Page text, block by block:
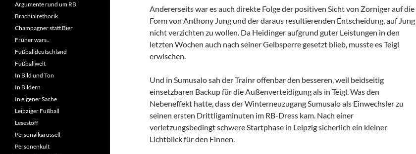
Andererseits war es auch direkte Folge der positiven Sicht von Zorniger auf die
Form von Anthony Jung und der daraus resultierenden Entscheidung, auf Jung
nicht verzichten zu wollen. Da Heidinger aufgrund guter Leistungen in den
letzten Wochen auch nach seiner Gelbsperre gesetzt blieb, musste es Teigl
erwischen.
Und in Sumusalo sah der Trainr offenbar den besseren, weil beidseitig
einsetzbaren Backup für die Außenverteidigung als in Teigl. Was den
Nebeneffekt hatte, dass der Winterneuzugang Sumusalo als Einwechsler zu
seinen ersten Drittligaminuten im RB-Dress kam. Nach einer
verletzungsbedingt schwere Startphase in Leipzig sicherlich ein kleiner
Lichtblick für den Finnen.
Argumente rund um RB
Brachialrethorik
Champagner statt Bier
Früher wars..
Fußballdeutschland
Fußballwelt
In Bild und Ton
In Bildern
In eigener Sache
Leipziger Fußball
Lesestoff
Personalkarussell
Personenkult